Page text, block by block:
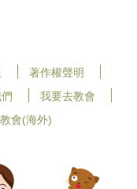
著作權聲明
我要去教會
會(海外)